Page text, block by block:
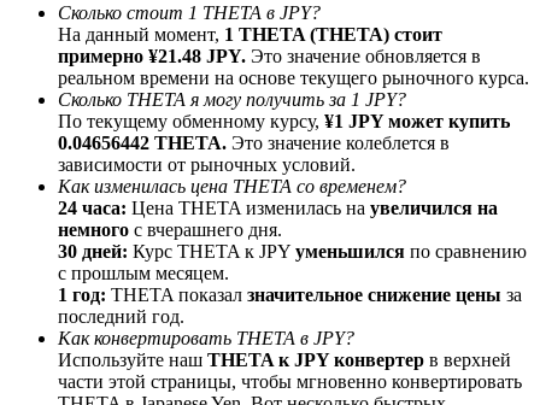
Реферал
Пригласите друга, чтобы получить денежные
вознаграждения
BTC Welcome Rewards
Сколько стоит 1 THETA в JPY?
На данный момент, 1 THETA (THETA) стоит
примерно ¥21.48 JPY. Это значение обновляется в
реальном времени на основе текущего рыночного курса.
Сколько THETA я могу получить за 1 JPY?
По текущему обменному курсу, ¥1 JPY может купить
0.04656442 THETA. Это значение колеблется в
зависимости от рыночных условий.
Как изменилась цена THETA со временем?
24 часа: Цена THETA изменилась на увеличился на
немного с вчерашнего дня.
30 дней: Курс THETA к JPY уменьшился по сравнению
с прошлым месяцем.
1 год: THETA показал значительное снижение цены за
последний год.
Как конвертировать THETA в JPY?
Используйте наш THETA к JPY конвертер в верхней
части этой страницы, чтобы мгновенно конвертировать